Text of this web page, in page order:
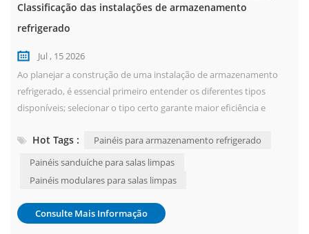
Classificação das instalações de armazenamento
refrigerado
Jul , 15 2026
Ao planejar a construção de uma instalação de armazenamento
refrigerado, é essencial primeiro entender os diferentes tipos
disponíveis; selecionar o tipo certo garante maior eficiência e
refrigerado são classificadas abaixo com base na faixa de
temperatura, finalidade, produtos armazenados, cenários de uso e
projeto estrutural para ajudar você a...
Hot Tags :
Painéis para armazenamento refrigerado
Painéis sanduíche para salas limpas
Painéis modulares para salas limpas
Consulte Mais Informação